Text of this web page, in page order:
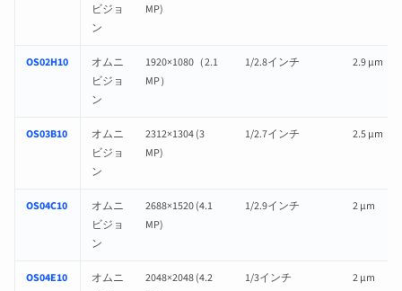
ビジョ
ン
MP)
OS02H10
オムニ
ビジョ
ン
1920×1080（2.1
MP）
1/2.8インチ 2.9 µm
OS03B10
オムニ
ビジョ
ン
2312×1304 (3
MP)
1/2.7インチ 2.5 µm
OS04C10
オムニ
ビジョ
ン
2688×1520 (4.1
MP)
1/2.9インチ 2 µm
OS04E10
オムニ
2048×2048 (4.2
1/3インチ 2 µm